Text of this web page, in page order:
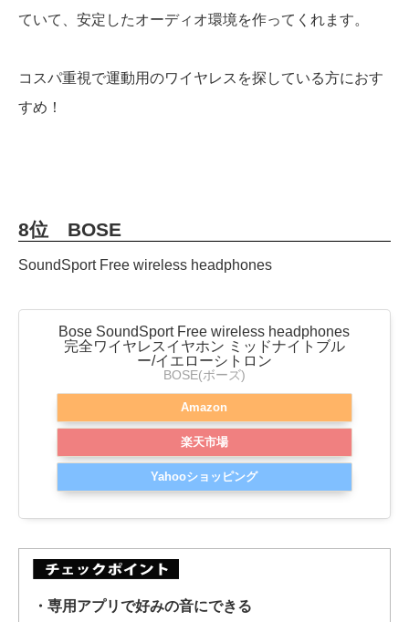
ていて、安定したオーディオ環境を作ってくれます。
コスパ重視で運動用のワイヤレスを探している方におす
すめ！
8位 BOSE
SoundSport Free wireless headphones
Bose SoundSport Free wireless headphones
完全ワイヤレスイヤホン ミッドナイトブル
ー/イエローシトロン
BOSE(ボーズ)
Amazon
楽天市場
Yahooショッピング
・専用アプリで好みの音にできる